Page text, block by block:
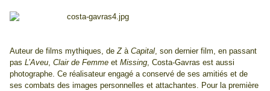
Auteur de films mythiques, deZà Capital, son dernier film, en passant
pas L’Aveu, Clair de Femme et Missing, Costa-Gavras est aussi
photographe. Ce réalisateur engagé a conservé de ses amitiés et de
ses combats des images personnelles et attachantes. Pour la première